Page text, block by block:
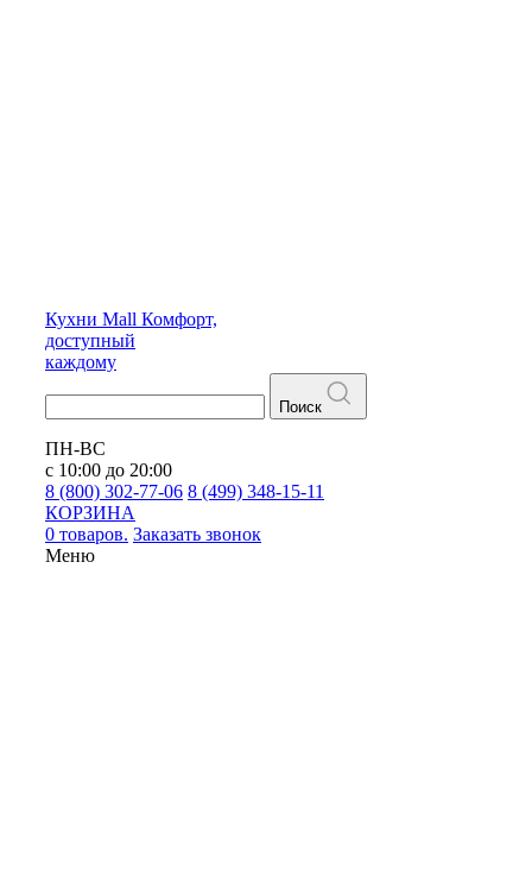
Кухни Mall Комфорт,
доступный
каждому
Поиск
ПН-ВС
с 10:00 до 20:00
8 (800) 302-77-06 8 (499) 348-15-11
КОРЗИНА
0 товаров. Заказать звонок
Меню